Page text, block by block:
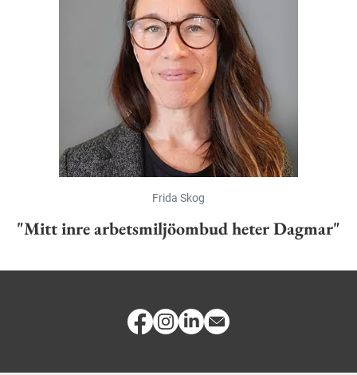
Frida Skog
"Mitt inre arbetsmiljöombud heter Dagmar"